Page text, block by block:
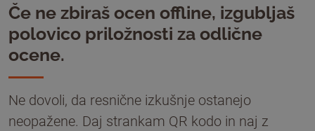
Če ne zbiraš ocen offline, izgubljaš
polovico priložnosti za odlične
ocene.
Ne dovoli, da resnične izkušnje ostanejo
neopažene. Daj strankam QR kodo in naj z